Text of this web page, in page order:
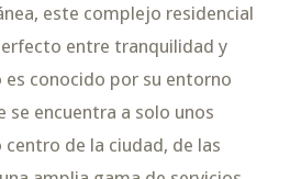
este complejo residencial
entre tranquilidad y
es conocido por su entorno
se encuentra a solo unos
de la ciudad, de las